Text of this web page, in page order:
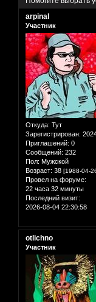
arpinal
Участник
Откуда: Тут
Зарегистрирован:
Приглашений: 0
Сообщений: 232
Пол: Мужской
Возраст: 38 [1988-04-
Провел на форуме:
22 часа 32 минуты
Последний визит:
2026-08-04 22:30:58
otlichno
Участник